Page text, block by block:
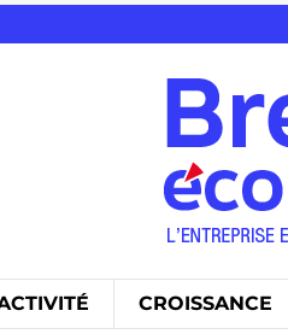
CROISSANCE